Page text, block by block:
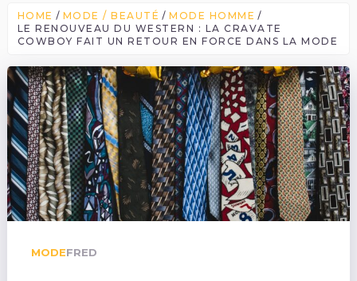
HOME MODE / BEAUTÉ
MODE HOMME
LE RENOUVEAU DU WESTERN : LA CRAVATE
COWBOY FAIT UN RETOUR EN FORCE DANS LA MODE
MODEFRED